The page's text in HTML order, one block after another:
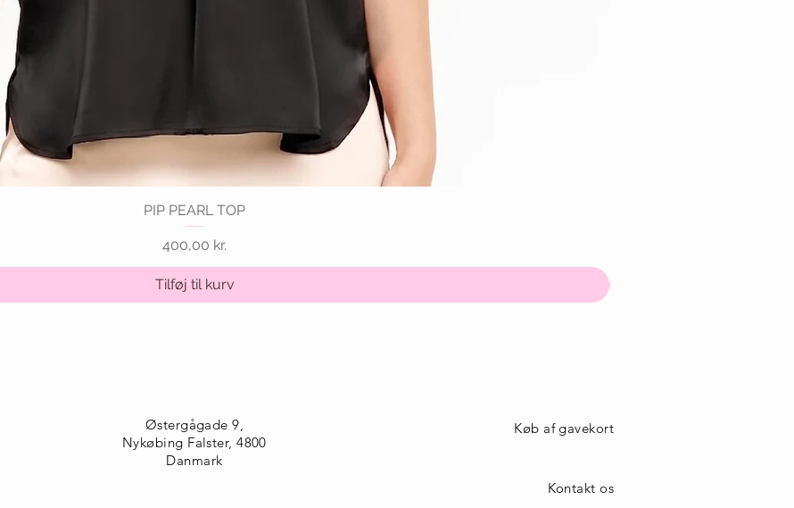
Hurtigvisning
PIP PEARL TOP
Pris
400,00 kr.
Tilføj til kurv
Østergågade 9,
Nykøbing Falster, 4800
Danmark
Køb af gavekort
Kontakt os